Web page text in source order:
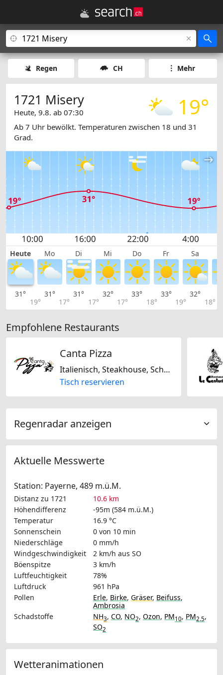
Regen CH Mehr
19°
1721 Misery
Heute, 9.8. ab 07:30
Ab 7 Uhr bewölkt. Temperaturen zwischen 18 und 31
Grad.
Heute Mo Di Mi Do Fr Sa
31°
19°
31°
17°
31°
17°
32°
17°
33°
18°
33°
19°
32°
18°
Empfohlene Restaurants
Canta Pizza
Italienisch, Steakhouse, Schweizerisch
Tisch reservieren
Regenradar anzeigen
Aktuelle Messwerte
Station: Payerne, 489 m.ü.M.
Distanz zu 1721
10.6 km
Höhendifferenz
-95m (584 m.ü.M.)
Temperatur
16.9 °C
Sonnenschein
0 von 10 min
Niederschläge
0 mm/h
Windgeschwindigkeit
2 km/h aus SO
Böenspitze
3 km/h
Luftfeuchtigkeit
78%
Luftdruck
961 hPa
Pollen
Erle, Birke, Gräser, Beifuss,
Ambrosia
Schadstoffe
NH3, CO, NO2, Ozon, PM10, PM2.5,
SO2
Wetteranimationen